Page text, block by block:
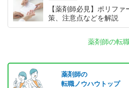
【薬剤師必見】ポリフ
策、注意点などを解説
薬剤師の転
薬剤師の
転職ノウハウトップ